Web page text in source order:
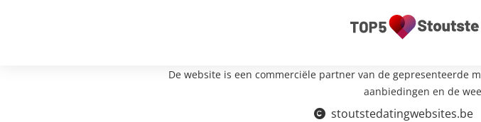
De website is een commerciële partner van de gepresenteerde
aanbiedingen en de
stoutstedatingwebsites.be